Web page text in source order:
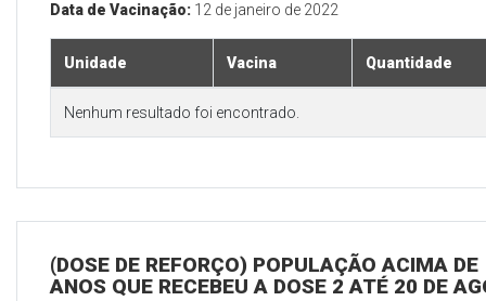
Data de Vacinação: 12 de janeiro de 2022
Unidade Vacina Quantidade
Nenhum resultado foi encontrado.
(DOSE DE REFORÇO) POPULAÇÃO ACIMA DE
ANOS QUE RECEBEU A DOSE 2 ATÉ 20 DE